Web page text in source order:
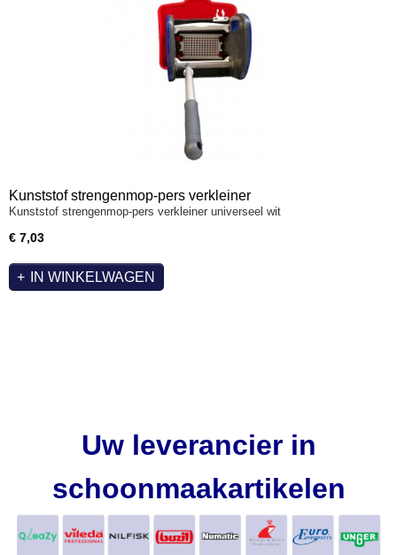
Kunststof strengenmop-pers verkleiner
Kunststof strengenmop-pers verkleiner universeel wit
€ 7,03
IN WINKELWAGEN
Uw leverancier in
schoonmaakartikelen